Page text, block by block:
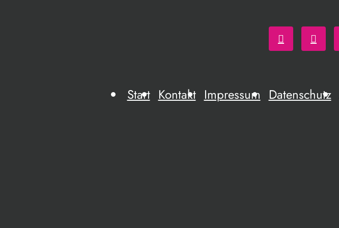
Start Kontakt Impressum Datenschutz